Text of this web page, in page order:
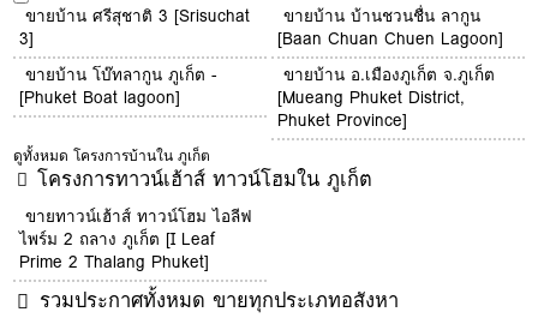
ขายบ้าน ศรีสุชาติ 3 [Srisuchat
3]
ขายบ้าน บ้านชวนชื่น ลากูน
[Baan Chuan Chuen Lagoon]
ขายบ้าน โบ๊ทลากูน ภูเก็ต -
[Phuket Boat lagoon]
ขายบ้าน อ.เมืองภูเก็ต จ.ภูเก็ต
[Mueang Phuket District,
Phuket Province]
ดูทั้งหมด โครงการบ้านใน ภูเก็ต
โครงการทาวน์เฮ้าส์ ทาวน์โฮมใน ภูเก็ต
ขายทาวน์เฮ้าส์ ทาวน์โฮม ไอลีฟ
ไพร์ม 2 ถลาง ภูเก็ต [I Leaf
Prime 2 Thalang Phuket]
รวมประกาศทั้งหมด ขายทุกประเภทอสังหา